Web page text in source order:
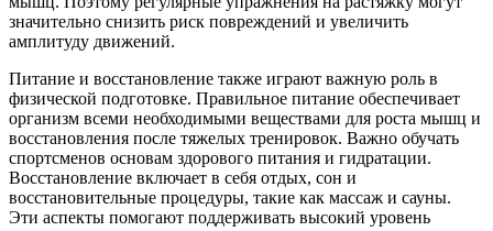
значительно снизить риск повреждений и увеличить
амплитуду движений.
Питание и восстановление также играют важную роль в
физической подготовке. Правильное питание обеспечивает
организм всеми необходимыми веществами для роста мышц и
восстановления после тяжелых тренировок. Важно обучать
спортсменов основам здорового питания и гидратации.
Восстановление включает в себя отдых, сон и
восстановительные процедуры, такие как массаж и сауны.
Эти аспекты помогают поддерживать высокий уровень